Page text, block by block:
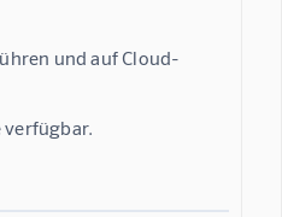
und auf Cloud-
verfügbar.